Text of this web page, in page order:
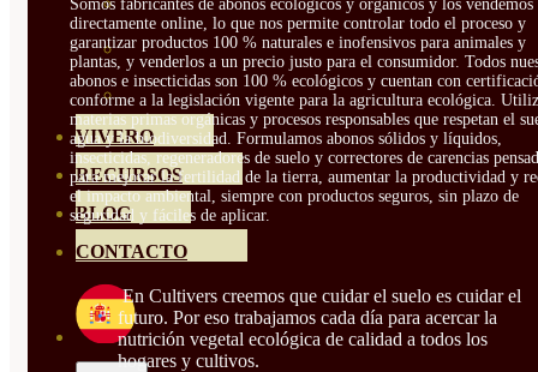
ROSALES
GERANIOS
VIVERO
RECURSOS
BLOG
CONTACTO
Somos fabricantes de abonos ecológicos y orgánicos y los vendemos
directamente online, lo que nos permite controlar todo el proceso y
garantizar productos 100 % naturales e inofensivos para animales y
plantas, y venderlos a un precio justo para el consumidor. Todos
abonos e insecticidas son 100 % ecológicos y cuentan con
conforme a la legislación vigente para la agricultura ecológica.
materias primas orgánicas y procesos responsables que respetan el
agua y la biodiversidad. Formulamos abonos sólidos y líquidos,
insecticidas, regeneradores de suelo y correctores de carencias
para mejorar la fertilidad de la tierra, aumentar la productividad y
el impacto ambiental, siempre con productos seguros, sin plazo de
seguridad y fáciles de aplicar.
En Cultivers creemos que cuidar el suelo es cuidar el
futuro. Por eso trabajamos cada día para acercar la
nutrición vegetal ecológica de calidad a todos los
hogares y cultivos.